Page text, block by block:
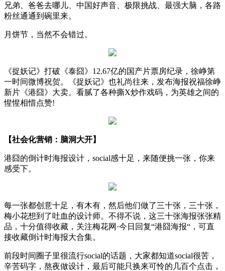
兄弟、爸爸去哪儿、中国好声音、极限挑战、最强大脑，各路
粉丝通通到碗里来。
月饼节，当然不会错过。
《捉妖记》打破《泰囧》12.67亿的国产片票房纪录，徐峥第
一时间微博祝贺。《捉妖记》也礼尚往来，发布海报祝福徐峥
新片《港囧》大卖。看腻了各种撕X炒作戏码，为英雄之间的
惺惺相惜点赞!
【社会化营销：脑洞大开】
港囧的倒计时海报设计，social感十足，来随便挑一张，你来
感受下。
每一张都创意十足，有木有，然后他们做了三十张，三十张，
梅小花想到了吐血的设计师。不得不说，这三十张海报张张精
品，十分值得收藏，关注梅花网·今日回复“港囧海报“，可直
接收藏倒计时海报大合集。
前段时间圈子里很流行social的话题，大家都知道social很苦，
辛苦码字，熬夜做设计，最后可能只换来可怜的几百个点击，